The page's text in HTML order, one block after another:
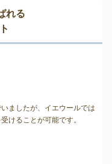
れる
ましたが、イエウールでは
受けることが可能です。